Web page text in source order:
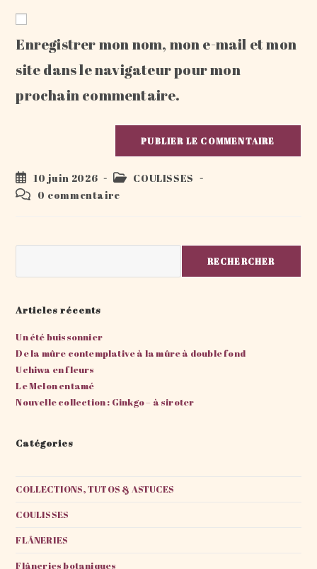
comment
votre
site
Enregistrer mon nom, mon e-mail et mon
site dans le navigateur pour mon
prochain commentaire.
Publication
publiée :
10 juin 2026
PostCOULISSES
Commentaires
0 commentaire
RECHERCHER
Articles récents
Un été buissonnier
De la mûre contemplative à la mûre à double fond
Uchiwa en fleurs
Le Melon entamé
Nouvelle collection : Ginkgo – à siroter
Catégories
COLLECTIONS, TUTOS & ASTUCES
COULISSES
FLÂNERIES
Flâneries botaniques